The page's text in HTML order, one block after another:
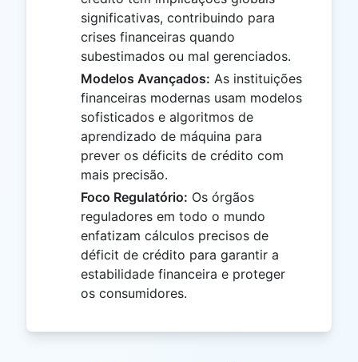
significativas, contribuindo para
crises financeiras quando
subestimados ou mal gerenciados.
Modelos Avançados: As instituições
financeiras modernas usam modelos
sofisticados e algoritmos de
aprendizado de máquina para
prever os déficits de crédito com
mais precisão.
Foco Regulatório: Os órgãos
reguladores em todo o mundo
enfatizam cálculos precisos de
déficit de crédito para garantir a
estabilidade financeira e proteger
os consumidores.